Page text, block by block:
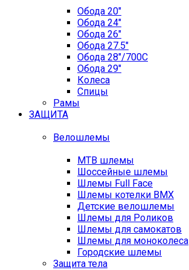
Обода 20"
Обода 24"
Обода 26"
Обода 27.5"
Обода 28"/700C
Обода 29"
Колеса
Спицы
Рамы
ЗАЩИТА
Велошлемы
MTB шлемы
Шоссейные шлемы
Шлемы Full Face
Шлемы котелки BMX
Детские велошлемы
Шлемы для Роликов
Шлемы для самокатов
Шлемы для моноколеса
Городские шлемы
Защита тела